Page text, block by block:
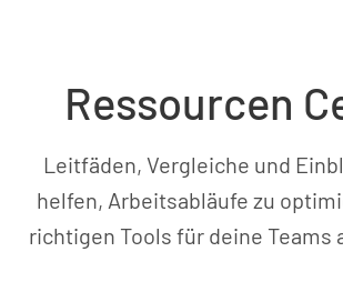
Ressourcen
Leitfäden, Vergleiche und
helfen, Arbeitsabläufe zu
richtigen Tools für deine Teams